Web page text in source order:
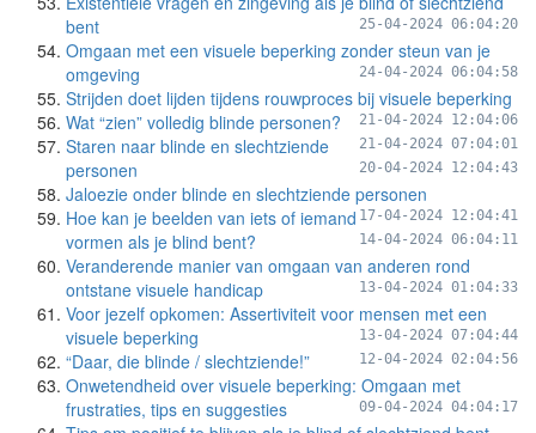
bent
25-04-2024 06:04:20
Omgaan met een visuele beperking zonder steun van je
omgeving
24-04-2024 06:04:58
Strijden doet lijden tijdens rouwproces bij visuele beperking
21-04-2024 12:04:06
Wat “zien” volledig blinde personen?
21-04-2024 07:04:01
Staren naar blinde en slechtziende
personen
20-04-2024 12:04:43
Jaloezie onder blinde en slechtziende personen
17-04-2024 12:04:41
Hoe kan je beelden van iets of iemand
vormen als je blind bent?
14-04-2024 06:04:11
Veranderende manier van omgaan van anderen rond
ontstane visuele handicap
13-04-2024 01:04:33
Voor jezelf opkomen: Assertiviteit voor mensen met een
visuele beperking
13-04-2024 07:04:44
“Daar, die blinde / slechtziende!” 12-04-2024 02:04:56
Onwetendheid over visuele beperking: Omgaan met
frustraties, tips en suggesties
09-04-2024 04:04:17